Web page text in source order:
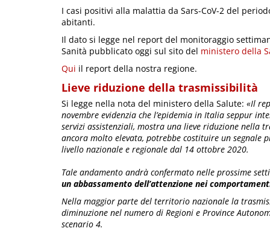
I casi positivi alla malattia da Sars-CoV-2 del
abitanti.
Il dato si legge nel report del monitoraggio
Sanità pubblicato oggi sul sito del ministero della
Qui il report della nostra regione.
Lieve riduzione della trasmissibilità
Si legge nella nota del ministero della Salute: «Il
novembre evidenzia che l’epidemia in Italia seppur
servizi assistenziali, mostra una lieve riduzione nella
ancora molto elevata, potrebbe costituire un
livello nazionale e regionale dal 14 ottobre 2020.
Tale andamento andrà confermato nelle prossime
un abbassamento dell’attenzione nei
Nella maggior parte del territorio nazionale la
diminuzione nel numero di Regioni e Province
scenario 4.